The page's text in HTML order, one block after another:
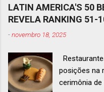
LATIN AMERICA'S 50
REVELA RANKING 51-
-novembro 18, 2025
posições na
cerimônia de